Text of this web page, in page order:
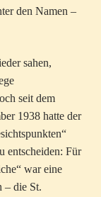
den Namen –
sahen,
seit dem
1938 hatte der
entscheiden: Für
war eine
– die St.